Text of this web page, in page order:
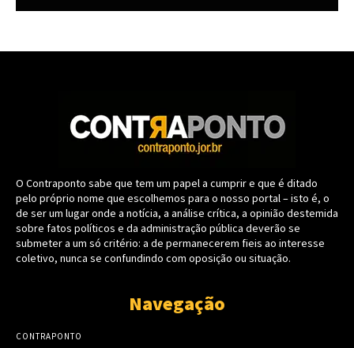
O Contraponto sabe que tem um papel a cumprir e que é ditado
pelo próprio nome que escolhemos para o nosso portal – isto é, o
de ser um lugar onde a notícia, a análise crítica, a opinião destemida
sobre fatos políticos e da administração pública deverão se
submeter a um só critério: a de permanecerem fieis ao interesse
coletivo, nunca se confundindo com oposição ou situação.
Navegação
CONTRAPONTO